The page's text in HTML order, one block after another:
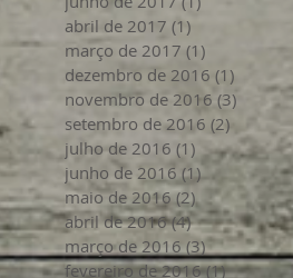
abril de 2017 (1)
março de 2017 (1)
dezembro de 2016 (1)
novembro de 2016 (3)3 posts
setembro de 2016 (2)2 posts
julho de 2016 (1) 1 post
junho de 2016 (1)1 post
maio de 2016 (2) 2 posts
abril de 2016 (4)4 posts
março de 2016 (3)3 posts
fevereiro de 2016 (1)1 post